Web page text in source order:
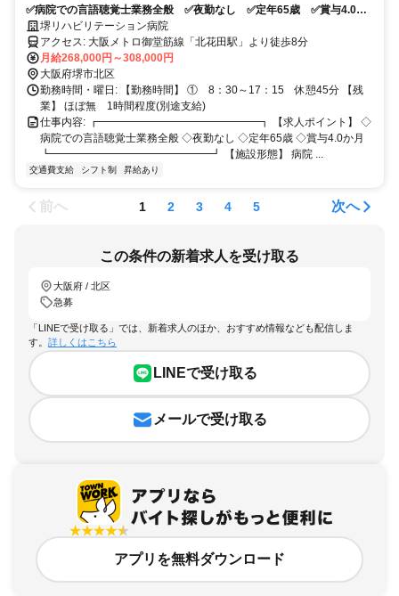
✅病院での言語聴覚士業務全般 ✅夜勤なし ✅定年65歳 ✅賞与4.0か
月 堺リハビリテーション病院
アクセス: 大阪メトロ御堂筋線「北花田駅」より徒歩8分
月給268,000円～308,000円
大阪府堺市北区
勤務時間・曜日: 【勤務時間】 ① 8：30～17：15 休憩45分 【残
業】 ほぼ無 1時間程度(別途支給)
仕事内容: ┏━━━━━━━━━━━━━━━┓ 【求人ポイント】 ◇
病院での言語聴覚士業務全般 ◇夜勤なし ◇定年65歳 ◇賞与4.0か月
┗━━━━━━━━━━━━━━━┛ 【施設形態】 病院 ...
交通費支給 シフト制 昇給あり
前へ 1 2 3 4 5 次へ
この条件の新着求人を受け取る
大阪府 / 北区
急募
「LINEで受け取る」では、新着求人のほか、おすすめ情報なども配信しま
す。 詳しくはこちら
LINEで受け取る
メールで受け取る
アプリを無料ダウンロード